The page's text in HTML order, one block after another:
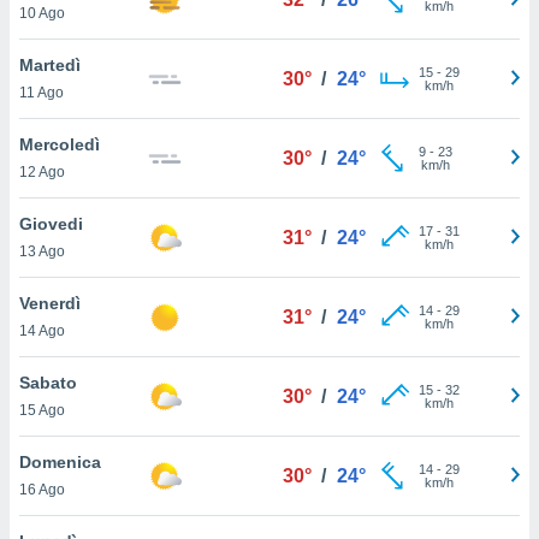
è
di
nostri
ci
un
la
di esso.
nella
10 Ago
km/h
Martedì
11 Ago
30° / 24° 15- 29
km/h
Mercoledì
12 Ago
30° / 24° 9- 23
km/h
Giovedi
13 Ago
31° / 24° 17- 31
km/h
Venerdì
14 Ago
31° / 24° 14- 29
km/h
Sabato
15 Ago
30° / 24° 15- 32
km/h
Domenica
16 Ago
30° / 24° 14- 29
km/h